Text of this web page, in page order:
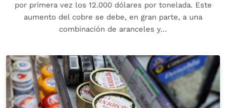
por primera vez los 12.000 dólares por tonelada. Este
aumento del cobre se debe, en gran parte, a una
combinación de aranceles y…